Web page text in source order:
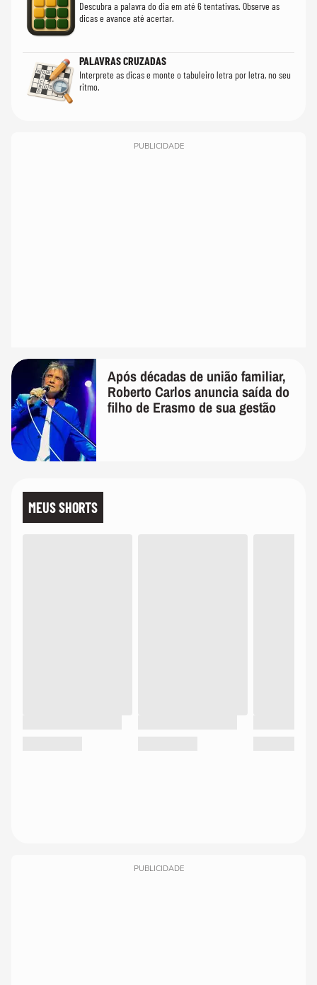
Descubra a palavra do dia em até 6 tentativas. Observe as
dicas e avance até acertar.
PALAVRAS CRUZADAS
Interprete as dicas e monte o tabuleiro letra por letra, no seu
ritmo.
PUBLICIDADE
Após décadas de união familiar,
Roberto Carlos anuncia saída do
filho de Erasmo de sua gestão
MEUS SHORTS
PUBLICIDADE